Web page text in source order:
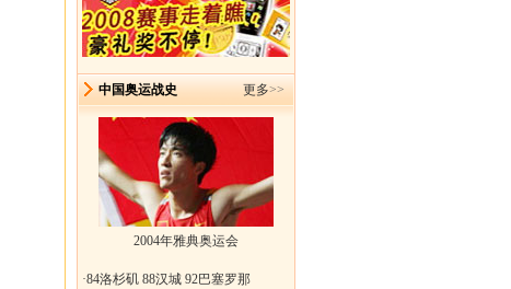
中国奥运战史 更多>>
2004年雅典奥运会
·84洛杉矶 88汉城 92巴塞罗那